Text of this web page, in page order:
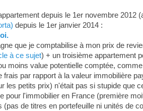
depuis le 1er novembre 2012
depuis le 1er janvier 2014 :
que je comptabilise à mon prix de
à ce sujet) + un troisième appartement
moins value potentielle comptée,
par rapport à la valeur immobilière
petits prix) n'était pas si stupide que
l'immobilier en France (première
de titres en portefeuille ni unités de